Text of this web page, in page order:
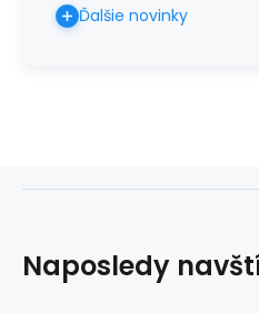
Ďalšie novinky
Naposledy